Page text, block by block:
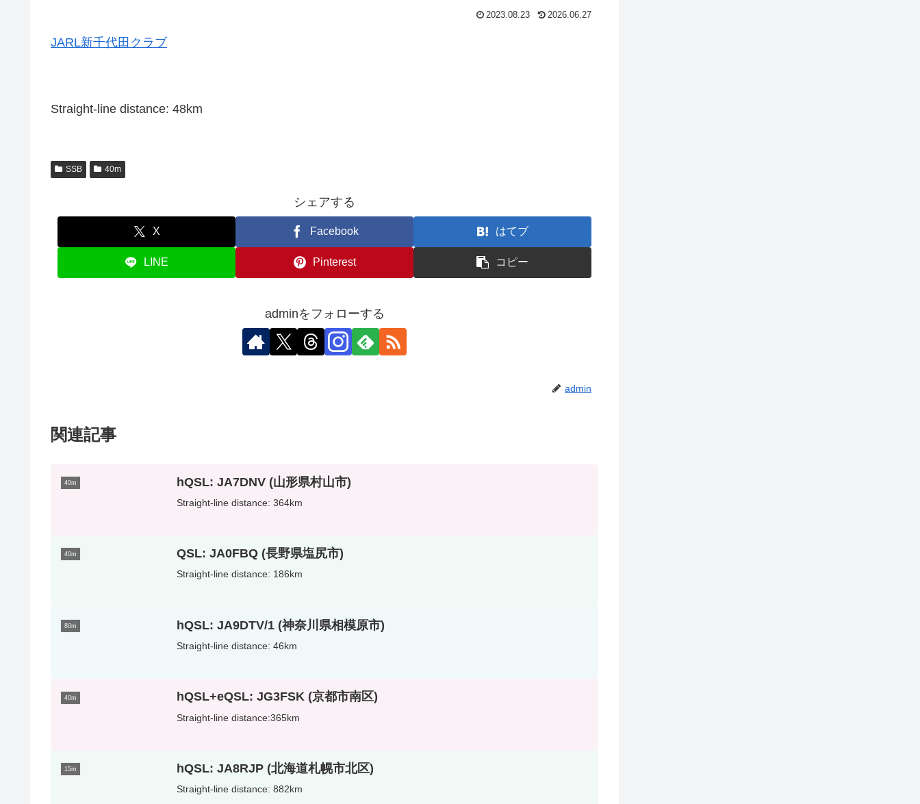
2023.08.23 2026.06.27
JARL新千代田クラブ
Straight-line distance: 48km
SSB 40m
シェアする
X Facebook はてブ
LINE Pinterest コピー
adminをフォローする
admin
関連記事
40m hQSL: JA7DNV (山形県村山市)
Straight-line distance: 364km
40m QSL: JA0FBQ (長野県塩尻市)
Straight-line distance: 186km
80m hQSL: JA9DTV/1 (神奈川県相模原市)
Straight-line distance: 46km
40m hQSL+eQSL: JG3FSK (京都市南区)
Straight-line distance:365km
15m hQSL: JA8RJP (北海道札幌市北区)
Straight-line distance: 882km